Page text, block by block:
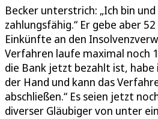
Becker unterstrich: „Ich bin
zahlungsfähig.“ Er gebe aber
Einkünfte an den
Verfahren laufe maximal noch
die Bank jetzt bezahlt ist, habe
der Hand und kann das
abschließen.“ Es seien jetzt
diverser Gläubiger von unter